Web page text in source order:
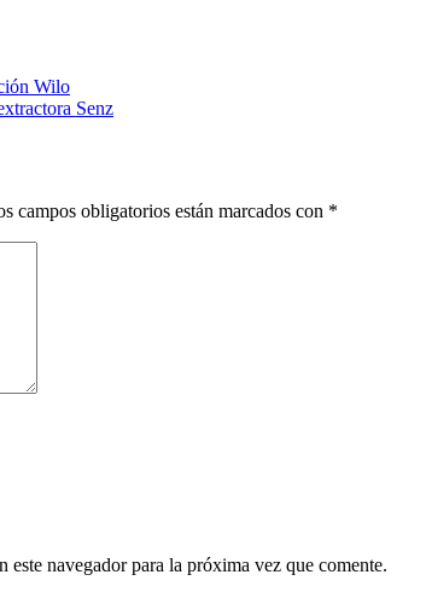
Wilo
Senz
campos obligatorios están marcados con *
navegador para la próxima vez que comente.